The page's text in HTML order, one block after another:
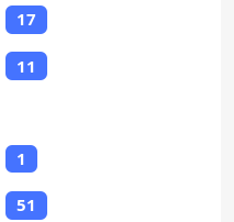
17
11
1
51